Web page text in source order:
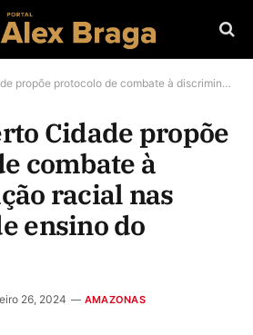
de combate à discriminação racial nas unidades de ensino do Estado
Cidade propõe
combate à
racial nas
ensino do
26, 2024 AMAZONAS